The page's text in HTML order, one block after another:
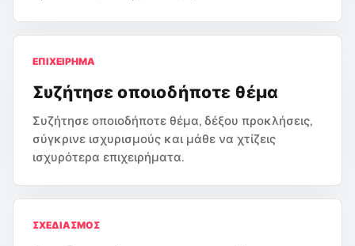
ΕΠΙΧΕΊΡΗΜΑ
Συζήτησε οποιοδήποτε θέμα
Συζήτησε οποιοδήποτε θέμα, δέξου προκλήσεις,
σύγκρινε ισχυρισμούς και μάθε να χτίζεις
ισχυρότερα επιχειρήματα.
ΣΧΕΔΙΑΣΜΌΣ